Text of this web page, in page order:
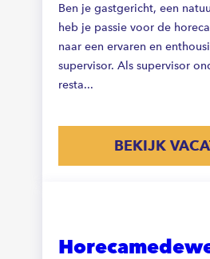
Ben je gastgericht, een
heb je passie voor de
naar een ervaren en
supervisor. Als supervisor
resta...
BEKIJK